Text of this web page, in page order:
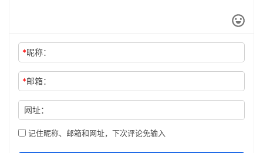
*昵称：
*邮箱：
网址：
记住昵称、邮箱和网址，下次评论免输入